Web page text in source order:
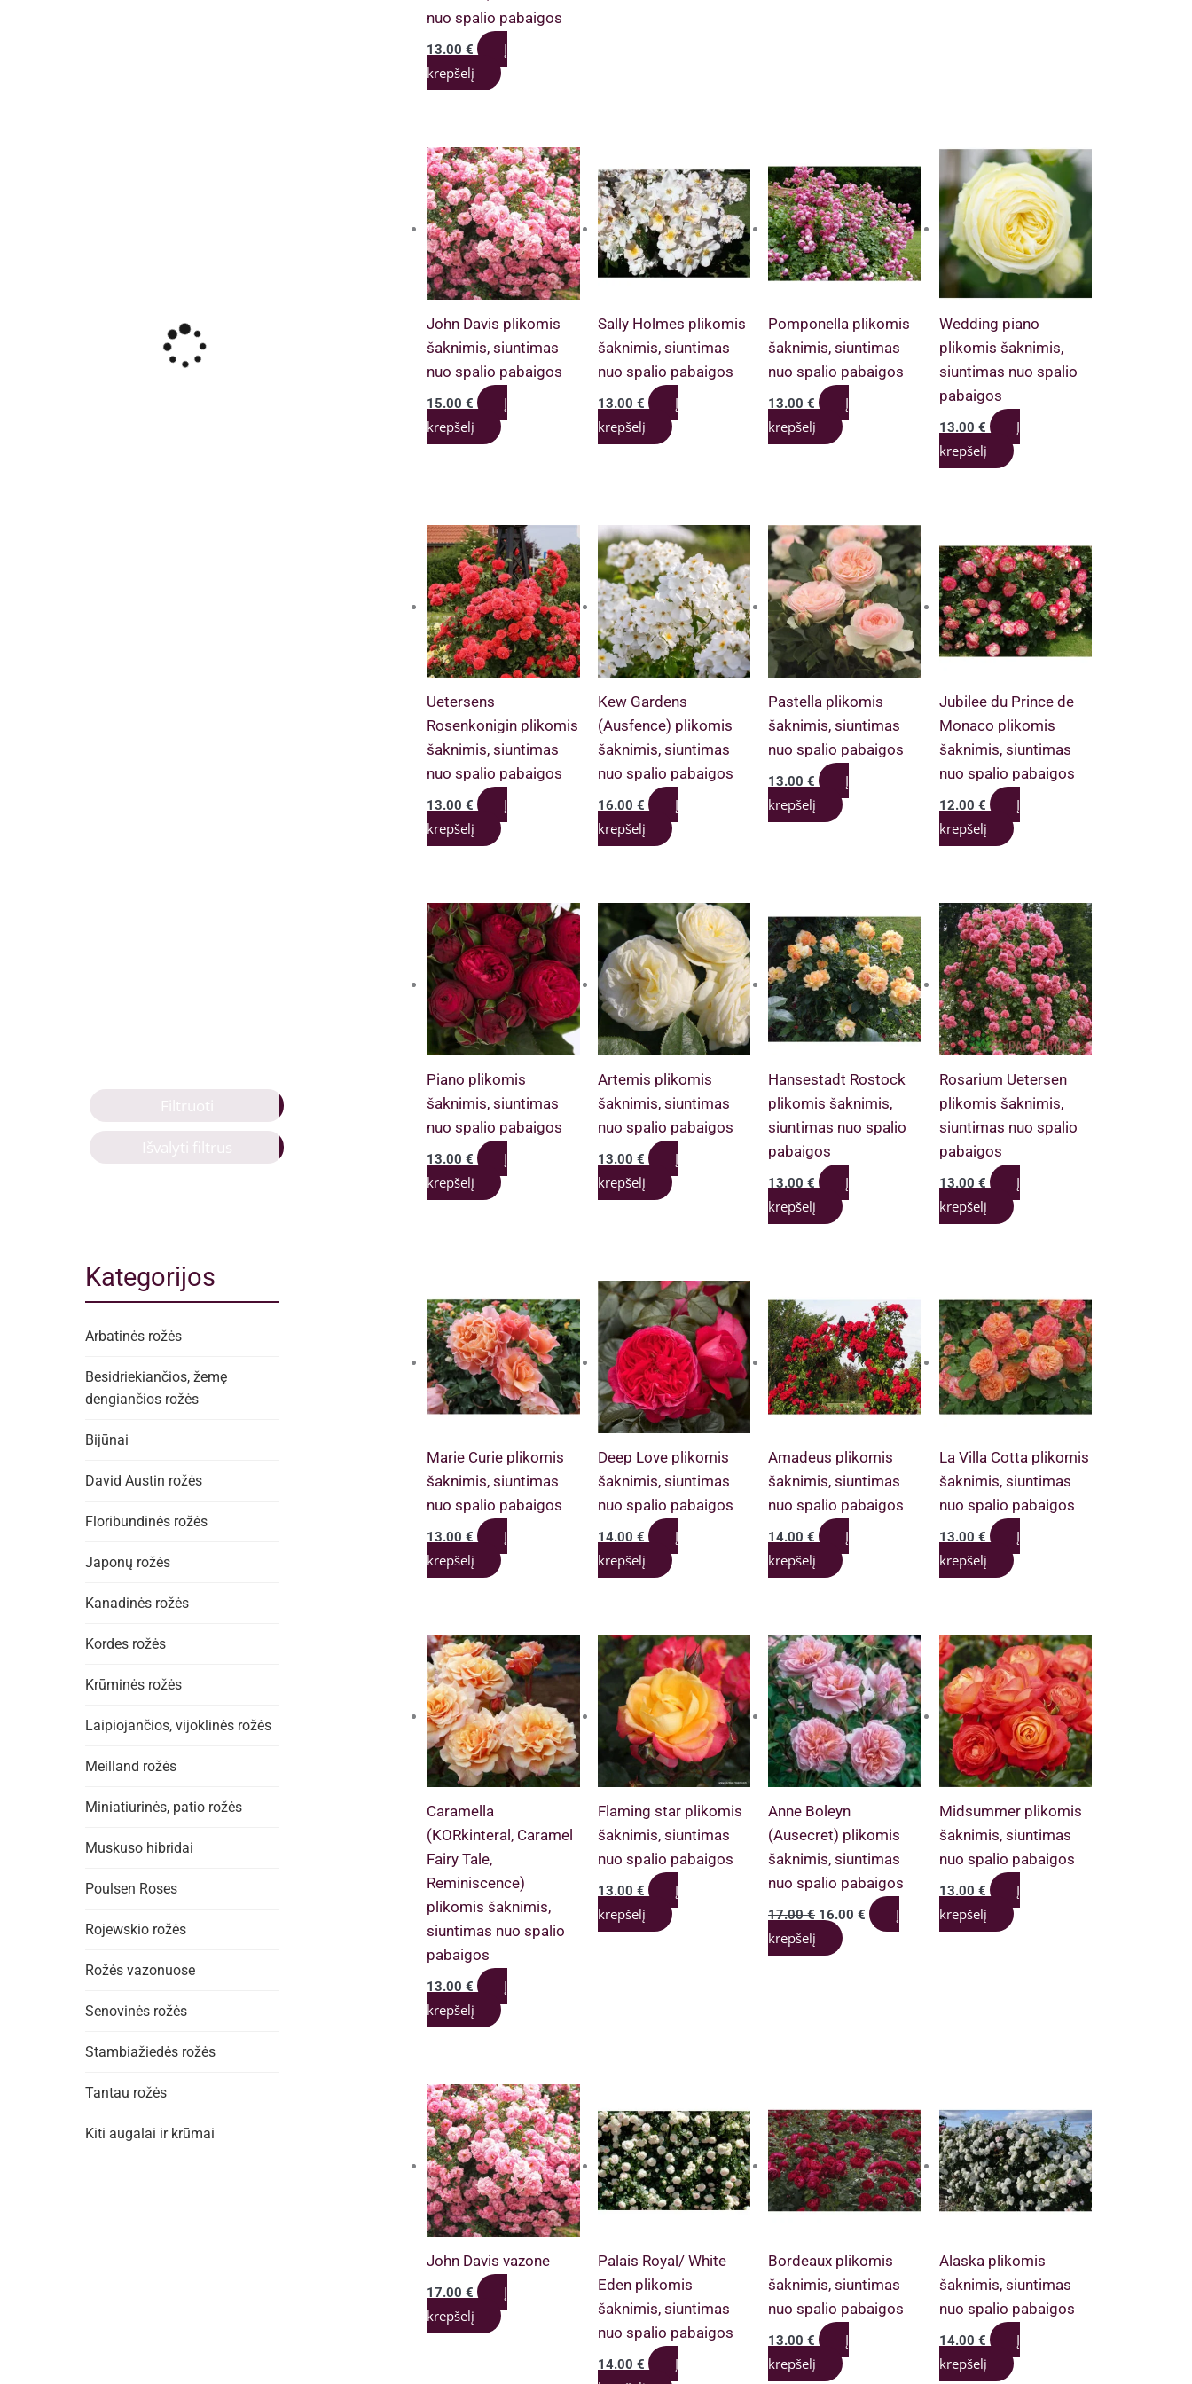
Filtruoti
Išvalyti filtrus
Kategorijos
Arbatinės rožės
Besidriekiančios, žemę
dengiančios rožės
Bijūnai
David Austin rožės
Floribundinės rožės
Japonų rožės
Kanadinės rožės
Kordes rožės
Krūminės rožės
Laipiojančios, vijoklinės rožės
Meilland rožės
Miniatiurinės, patio rožės
Muskuso hibridai
Poulsen Roses
Rojewskio rožės
Rožės vazonuose
Senovinės rožės
Stambiažiedės rožės
Tantau rožės
Kiti augalai ir krūmai
nuo spalio pabaigos
13.00€
Į
krepšelį
John Davis plikomis
šaknimis, siuntimas
nuo spalio pabaigos
15.00€
Į
krepšelį
Sally Holmes plikomis
šaknimis, siuntimas
nuo spalio pabaigos
13.00 €
Į
krepšelį
Pomponella plikomis
šaknimis, siuntimas
nuo spalio pabaigos
13.00€
Į
krepšelį
Wedding piano
plikomis šaknimis,
siuntimas nuo spalio
pabaigos
13.00 €
Į
krepšelį
Uetersens
Rosenkonigin plikomis
šaknimis, siuntimas
nuo spalio pabaigos
13.00€
Į
krepšelį
Kew Gardens
(Ausfence) plikomis
šaknimis, siuntimas
nuo spalio pabaigos
16.00 €
Į
krepšelį
Pastella plikomis
šaknimis, siuntimas
nuo spalio pabaigos
13.00€
Į
krepšelį
Jubilee du Prince de
Monaco plikomis
šaknimis, siuntimas
nuo spalio pabaigos
12.00 €
Į
krepšelį
Piano plikomis
šaknimis, siuntimas
nuo spalio pabaigos
13.00€
Į
krepšelį
Artemis plikomis
šaknimis, siuntimas
nuo spalio pabaigos
13.00 €
Į
krepšelį
Hansestadt Rostock
plikomis šaknimis,
siuntimas nuo spalio
pabaigos
13.00€
Į
krepšelį
Rosarium Uetersen
plikomis šaknimis,
siuntimas nuo spalio
pabaigos
13.00 €
Į
krepšelį
Marie Curie plikomis
šaknimis, siuntimas
nuo spalio pabaigos
13.00€
Į
krepšelį
Deep Love plikomis
šaknimis, siuntimas
nuo spalio pabaigos
14.00 €
Į
krepšelį
Amadeus plikomis
šaknimis, siuntimas
nuo spalio pabaigos
14.00€
Į
krepšelį
La Villa Cotta plikomis
šaknimis, siuntimas
nuo spalio pabaigos
13.00 €
Į
krepšelį
Caramella
(KORkinteral, Caramel
Fairy Tale,
Reminiscence)
plikomis šaknimis,
siuntimas nuo spalio
pabaigos
13.00€
Į
krepšelį
Flaming star plikomis
šaknimis, siuntimas
nuo spalio pabaigos
13.00 €
Į
krepšelį
Anne Boleyn
(Ausecret) plikomis
šaknimis, siuntimas
nuo spalio pabaigos
17.00€ Original
price
was:
17.00 €.
16.00€ Current
price
Į
krepšelį
Midsummer plikomis
šaknimis, siuntimas
nuo spalio pabaigos
13.00 €
Į
krepšelį
John Davis vazone
17.00€
Į
krepšelį
Palais Royal/ White
Eden plikomis
šaknimis, siuntimas
nuo spalio pabaigos
14.00 €
Į
Bordeaux plikomis
šaknimis, siuntimas
nuo spalio pabaigos
13.00€
Į
krepšelį
Alaska plikomis
šaknimis, siuntimas
nuo spalio pabaigos
14.00 €
Į
krepšelį